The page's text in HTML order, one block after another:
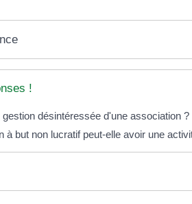
!
désintéressée d'une association ?
à but non lucratif peut-elle avoir une